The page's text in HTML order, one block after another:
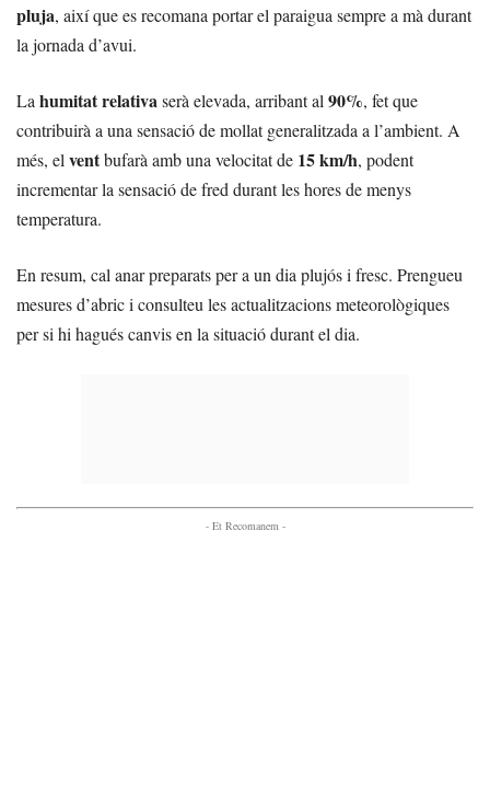
pluja, així que es recomana portar el paraigua sempre a mà durant
la jornada d’avui.
Lahumitat relativaserà elevada, arribant al90%, fet que
contribuirà a una sensació de mollat generalitzada a l’ambient. A
més, elventbufarà amb una velocitat de 15 km/h, podent
incrementar la sensació de fred durant les hores de menys
temperatura.
En resum, cal anar preparats per a un dia plujós i fresc. Prengueu
mesures d’abric i consulteu les actualitzacions meteorològiques
per si hi hagués canvis en la situació durant el dia.
- Et Recomanem -